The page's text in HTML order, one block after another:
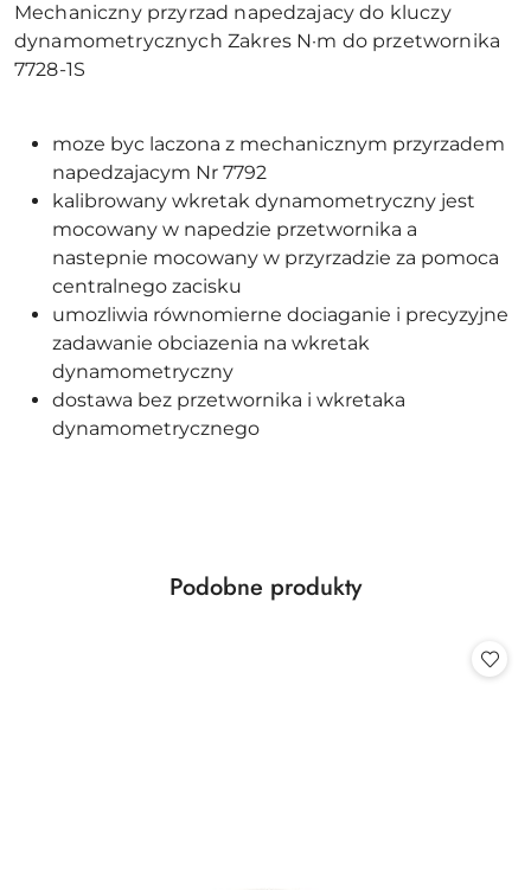
Mechaniczny przyrzad napedzajacy do kluczy
dynamometrycznych Zakres N·m do przetwornika
7728-1S
moze byc laczona z mechanicznym przyrzadem
napedzajacym Nr 7792
kalibrowany wkretak dynamometryczny jest
mocowany w napedzie przetwornika a
nastepnie mocowany w przyrzadzie za pomoca
centralnego zacisku
umozliwia równomierne dociaganie i precyzyjne
zadawanie obciazenia na wkretak
dynamometryczny
dostawa bez przetwornika i wkretaka
dynamometrycznego
Pomiń karuzelę produktów
Produkty
Podobne produkty